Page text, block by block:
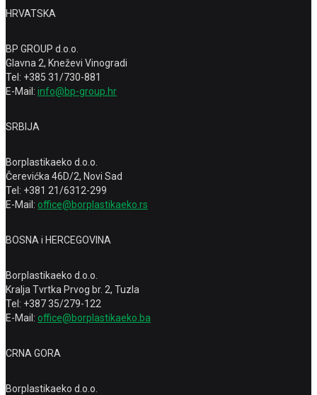
HRVATSKA
BP GROUP d.o.o.
Glavna 2, Kneževi Vinogradi
Tel: +385 31/730-881
E-Mail: info@bp-group.hr
SRBIJA
Borplastikaeko d.o.o.
Čerevićka 46D/2, Novi Sad
Tel: +381 21/6312-299
E-Mail: office@borplastikaeko.rs
BOSNA i HERCEGOVINA
Borplastikaeko d.o.o.
Kralja Tvrtka Prvog br. 2, Tuzla
Tel: +387 35/279-122
E-Mail: office@borplastikaeko.ba
CRNA GORA
Borplastikaeko d.o.o.